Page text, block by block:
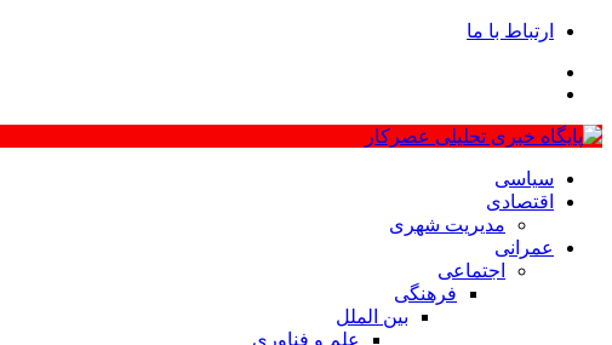
ارتباط با ما
سیاسی
اقتصادی
مدیریت شهری
عمرانی
اجتماعی
فرهنگی
بین الملل
علم و فناوری